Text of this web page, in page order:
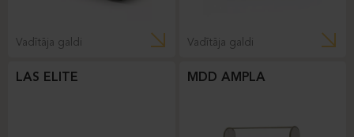
Vadītāja galdi Vadītāja galdi
LAS ELITE MDD AMPLA